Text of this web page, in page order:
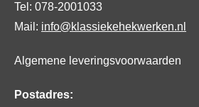
Tel: 078-2001033
Mail: info@klassiekehekwerken.nl
Algemene leveringsvoorwaarden
Postadres: